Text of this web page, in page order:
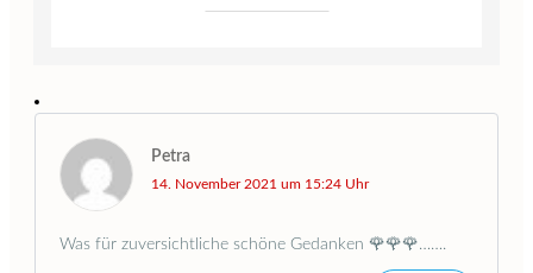
Petra
14. November 2021 um 15:24 Uhr
Was für zuversichtliche schöne Gedanken 🌹🌹🌹…….